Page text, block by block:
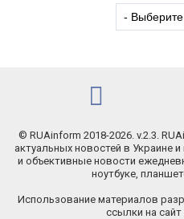
© RUAinform 2018-2026. v.2.3.
актуальных новостей в Украине
и объективные новости
ноутбуке,
Использование материалов
ссылки на